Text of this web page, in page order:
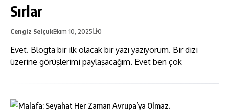
Sırlar
Cengiz SelçukEkim 10, 2025 0
Evet. Blogta bir ilk olacak bir yazı yazıyorum. Bir dizi
üzerine görüşlerimi paylaşacağım. Evet ben çok